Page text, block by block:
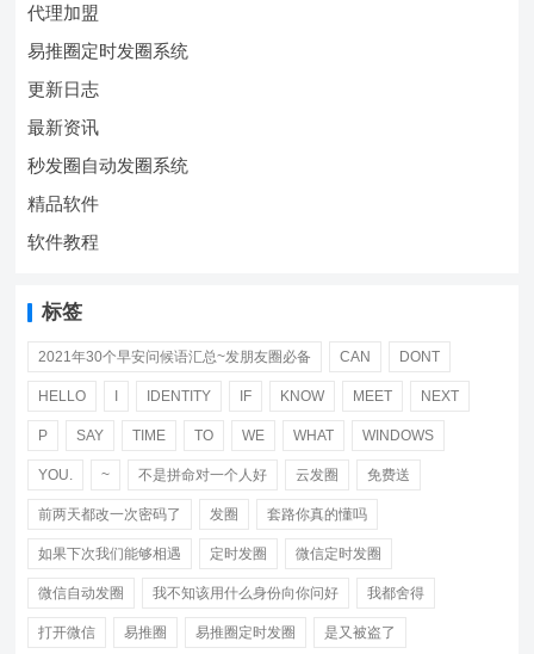
代理加盟
易推圈定时发圈系统
更新日志
最新资讯
秒发圈自动发圈系统
精品软件
软件教程
标签
2021年30个早安问候语汇总~发朋友圈必备 CAN DONT
HELLO IDENTITY IF KNOW MEET NEXT
P SAY TIME TO WE WHAT WINDOWS
YOU. ~ 不是拼命对一个人好 云发圈 免费送
前两天都改一次密码了 发圈 套路你真的懂吗
如果下次我们能够相遇 定时发圈 微信定时发圈
微信自动发圈 我不知该用什么身份向你问好 我都舍得
打开微信 易推圈 易推圈定时发圈 是又被盗了